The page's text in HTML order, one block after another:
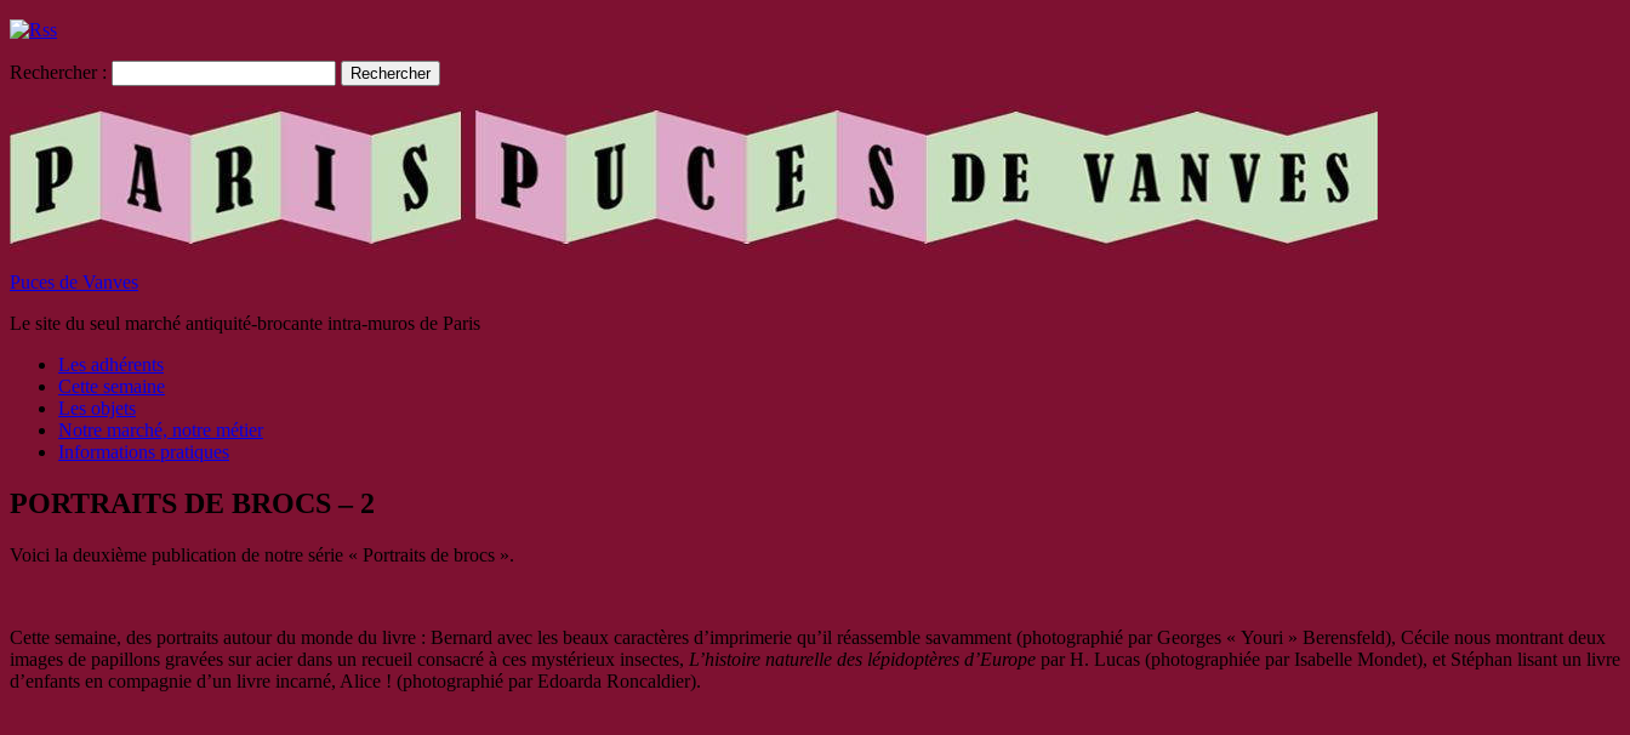
Rechercher :
Puces de Vanves
Le site du seul marché antiquité-brocante intra-muros de Paris
Les adhérents
Cette semaine
Les objets
Notre marché, notre métier
Informations pratiques
PORTRAITS DE BROCS – 2
Voici la deuxième publication de notre série « Portraits de brocs ».
Cette semaine, des portraits autour du monde du livre : Bernard avec les beaux caractères d’imprimerie qu’il réassemble savamment (photographié par Georges « Youri » Berensfeld), Cécile nous montrant deux
images de papillons gravées sur acier dans un recueil consacré à ces mystérieux insectes, L’histoire naturelle des lépidoptères d’Europe par H. Lucas (photographiée par Isabelle Mondet), et Stéphan lisant un livre
d’enfants en compagnie d’un livre incarné, Alice ! (photographié par Edoarda Roncaldier).